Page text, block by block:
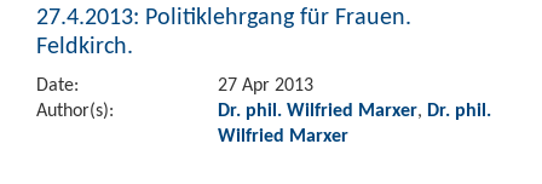
27.4.2013: Politiklehrgang für Frauen.
Feldkirch.
Date:
27 Apr 2013
Author(s):
Dr. phil. Wilfried Marxer, Dr. phil.
Wilfried Marxer